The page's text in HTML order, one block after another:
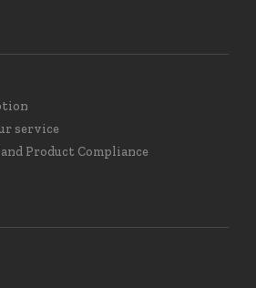
service
Product Compliance